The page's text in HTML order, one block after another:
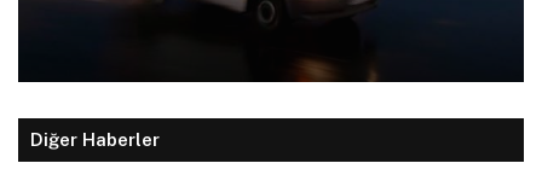
Diğer Haberler